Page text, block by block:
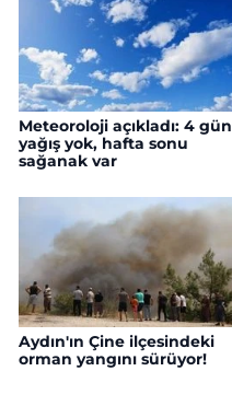
Meteoroloji açıkladı: 4 gün
yağış yok, hafta sonu
sağanak var
Aydın'ın Çine ilçesindeki
orman yangını sürüyor!